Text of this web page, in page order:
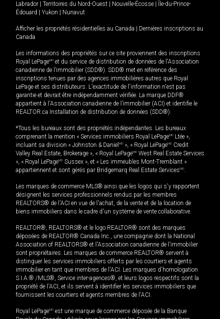
Labrador
Territoires du Nord-Ouest Nouvelle-Écosse
Île-du-Prince-
Édouard
Yukon Nunavut
Afficher les propriétés résidentielles au Canada
Dernières inscriptions au
Canada
Les informations des propriétés sur ce site proviennent des inscriptions
Royal LePageMD et du service de distribution de données de l'Association
canadienne de l’immobilier (SDD®). SDD® met en référence des
inscriptions tenues par des agences immobilières autres que Royal
LePage et ses distributeurs. L'exactitude de l'information n'est pas
garantie et devrait être indépendamment vérifiée. La marque DDF®
appartient à l'Association canadienne de l’immobilier (ACI) et identifie le
REALTOR.ca Installation de distribution de données (SDD®).
*Tous les bureaux sont des propriétés indépendantes. Les bureaux
comprenant la mention « Services immobiliers Royal LePageMD Ltée »,
incluant sa division « Johnston & Daniel MD », « Royal LePageMD Credit
Valley Real Estate, Brokerage », « Royal LePageMD West Real Estate Services
», « Royal LePageMD Sussex », et « Les immeubles Mont-Tremblant »
appartiennent et sont gérés par Bridgemarq Real Estate ServicesMD.
Les marques de commerce MLS® ainsi que les logos qui s'y rapportent
désignent les services professionnels rendus par les membres
REALTORS® de l'ACI en vue de l'achat, de la vente et de la location de
biens immobiliers dans le cadre d'un système de vente collaborative.
REALTOR®, REALTORS® et le logo REALTOR® sont des marques
déposées de REALTOR® Canada Inc., une compagnie dont la National
Association of REALTORS® et l'Association canadienne de l’immobilier
sont propriétaires. Les marques de commerce REALTOR® servent à
distinguer les services immobiliers offerts par les courtiers et agents
immobilier en tant que membres de l'ACI. Les marques d'homologation
S.I.A.® /MLS®, Service inter-agences®, et leurs logos respectifs sont la
propriété de l'ACI, et ils servent à identifier les services immobiliers que
fournissent les courtiers et agents membres de l'ACI.
Royal LePageMD est une marque de commerce déposée de la Banque